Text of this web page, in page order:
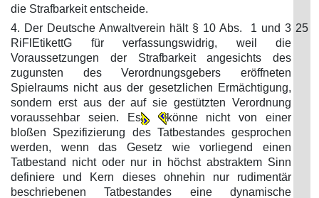
die Strafbarkeit entscheide.
4. Der Deutsche Anwaltverein hält § 10 Abs. 1 und 3
RiFlEtikettG für verfassungswidrig, weil die
Voraussetzungen der Strafbarkeit angesichts des
zugunsten des Verordnungsgebers eröffneten
Spielraums nicht aus der gesetzlichen Ermächtigung,
sondern erst aus der auf sie gestützten Verordnung
voraussehbar seien. Es
könne nicht von einer
bloßen Spezifizierung des Tatbestandes gesprochen
werden, wenn das Gesetz wie vorliegend einen
Tatbestand nicht oder nur in höchst abstraktem Sinn
definiere und Kern dieses ohnehin nur rudimentär
beschriebenen Tatbestandes eine dynamische
25